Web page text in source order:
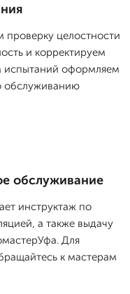
целостности
и корректируем
испытаний оформляем
обслуживанию
обслуживание
инструктаж по
а также выдачу
Для
к мастерам